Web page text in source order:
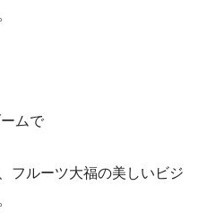
ムで
フルーツ大福の美しいビジ